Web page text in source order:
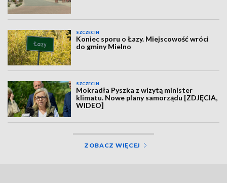
SZCZECIN
Koniec sporu o Łazy. Miejscowość wróci
do gminy Mielno
SZCZECIN
Mokradła Pyszka z wizytą minister
klimatu. Nowe plany samorządu [ZDJĘCIA,
WIDEO]
ZOBACZ WIĘCEJ